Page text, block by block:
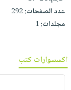
عدد الصفحات:292
مجلدات:1
اكسسوارات كتب